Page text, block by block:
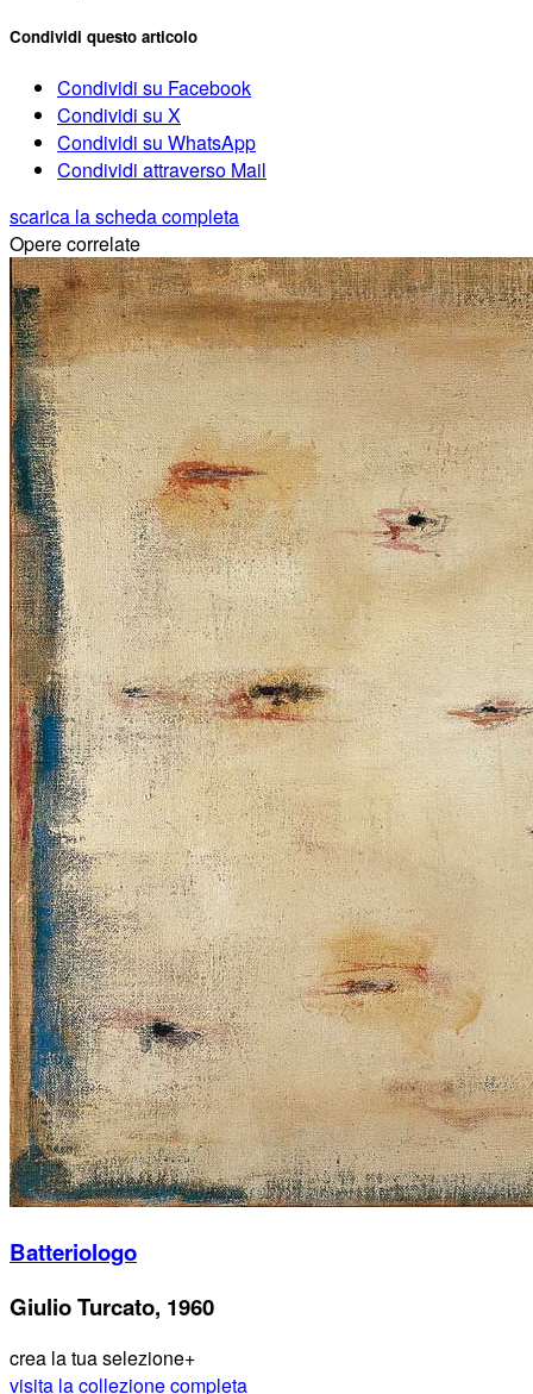
Condividi questo articolo
Condividi su Facebook
Condividi su X
Condividi su WhatsApp
Condividi attraverso Mail
scarica la scheda completa
Opere correlate
Batteriologo
Giulio Turcato, 1960
crea la tua selezione+
visita la collezione completa